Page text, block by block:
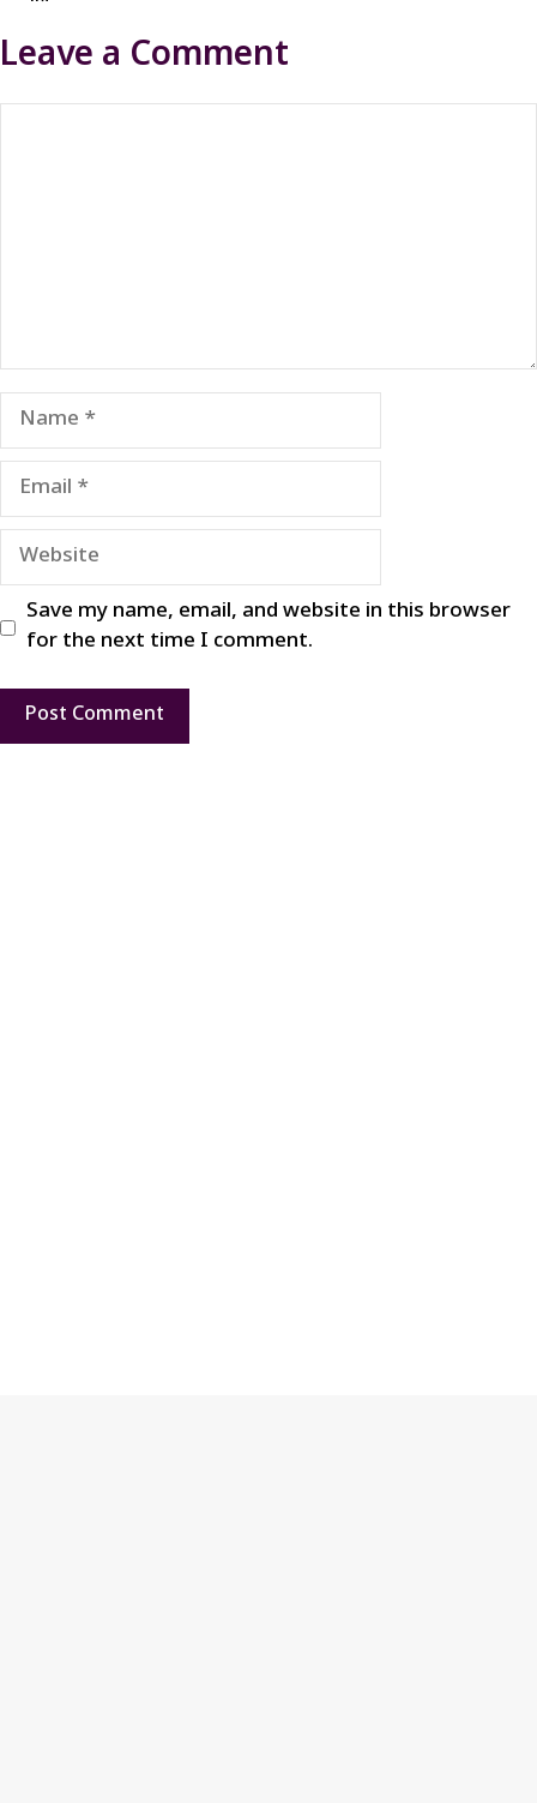
Leave a Comment
Name
Email
Website
Save my name, email, and website in this browser
for the next time I comment.